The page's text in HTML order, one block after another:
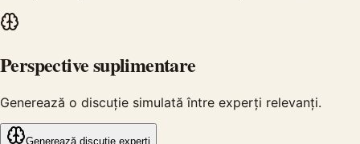
Perspective suplimentare
Generează o discuție simulată între experți relevanți.
Generează discuție experți